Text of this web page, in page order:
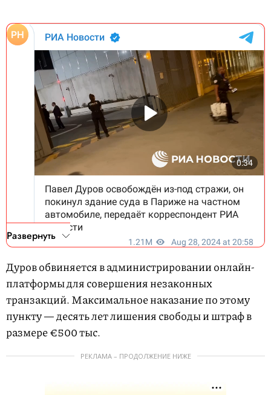
Развернуть
Дуров обвиняется в администрировании онлайн-
платформы для совершения незаконных
транзакций. Максимальное наказание по этому
пункту — десять лет лишения свободы и штраф в
размере €500 тыс.
РЕКЛАМА – ПРОДОЛЖЕНИЕ НИЖЕ